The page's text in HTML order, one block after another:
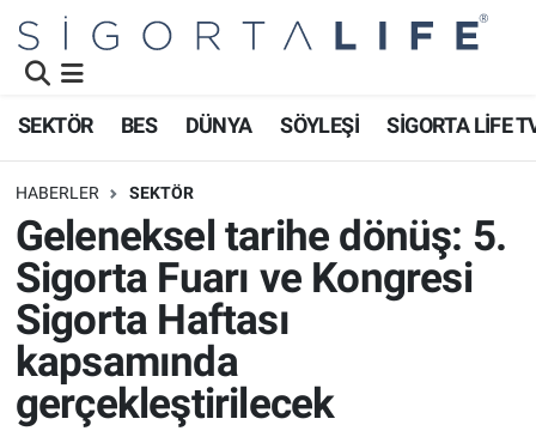
SEKTÖR BES DÜNYA SÖYLEŞİ SİGORTA LİFE
HABERLER SEKTÖR
Geleneksel tarihe dönüş: 5.
Sigorta Fuarı ve Kongresi
Sigorta Haftası
kapsamında
gerçekleştirilecek
Namaz Vakitleri
Trafik Durumu
Süper Lig Puan Durumu ve Fikstür
Tüm Manşetler